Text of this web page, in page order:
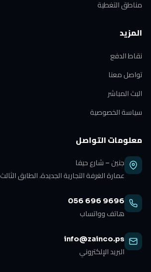
مناطق التغطية
المزيد
نقاط الدفع
تواصل معنا
البث المباشر
سياسة الخصوصية
معلومات التواصل
جنين – شارع حيفا
عمارة الغرفة التجارية الجديدة، الطابق الثالث
056 696 9696
هاتف وواتساب
info@zainco.ps
البريد الإلكتروني